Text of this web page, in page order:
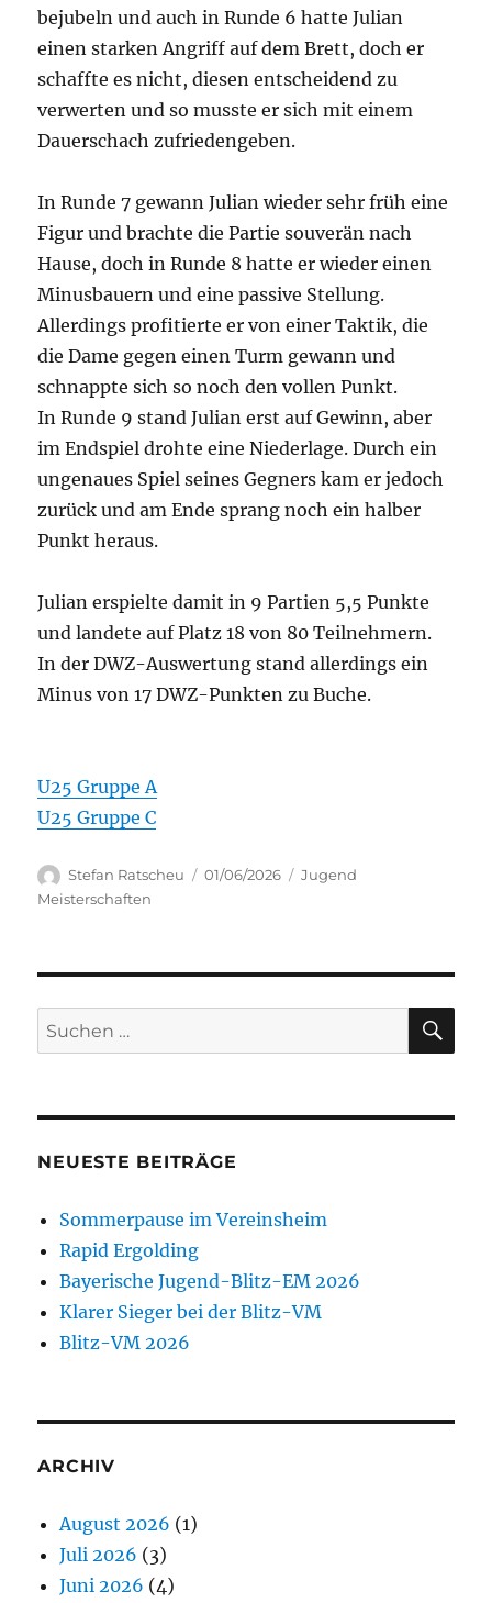
bejubeln und auch in Runde 6 hatte Julian
einen starken Angriff auf dem Brett, doch er
schaffte es nicht, diesen entscheidend zu
verwerten und so musste er sich mit einem
Dauerschach zufriedengeben.
In Runde 7 gewann Julian wieder sehr früh eine
Figur und brachte die Partie souverän nach
Hause, doch in Runde 8 hatte er wieder einen
Minusbauern und eine passive Stellung.
Allerdings profitierte er von einer Taktik, die
die Dame gegen einen Turm gewann und
schnappte sich so noch den vollen Punkt.
In Runde 9 stand Julian erst auf Gewinn, aber
im Endspiel drohte eine Niederlage. Durch ein
ungenaues Spiel seines Gegners kam er jedoch
zurück und am Ende sprang noch ein halber
Punkt heraus.
Julian erspielte damit in 9 Partien 5,5 Punkte
und landete auf Platz 18 von 80 Teilnehmern.
In der DWZ-Auswertung stand allerdings ein
Minus von 17 DWZ-Punkten zu Buche.
U25 Gruppe A
U25 Gruppe C
Autor
Stefan Ratscheu
Veröffentlicht
01/06/2026 Kategorien
Jugend
Meisterschaften
Suchen
nach:
NEUESTE BEITRÄGE
Sommerpause im Vereinsheim
Rapid Ergolding
Bayerische Jugend-Blitz-EM 2026
Klarer Sieger bei der Blitz-VM
Blitz-VM 2026
ARCHIV
August 2026 (1)
Juli 2026 (3)
Juni 2026 (4)